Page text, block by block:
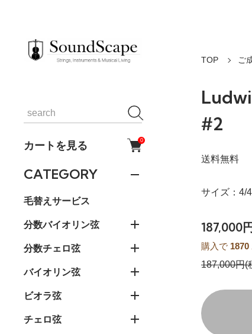
カートを見る 0
CATEGORY
毛替えサービス
分数バイオリン弦
分数チェロ弦
バイオリン弦
ビオラ弦
チェロ弦
TOP ご
#2
送料無料
サイズ：4/4
187,000
購入で 1870
187,000円(